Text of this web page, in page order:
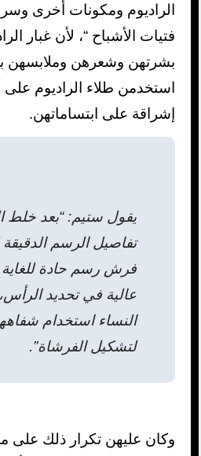
الراديوم ومكونات أخرى
فتيات الأشباح “، لأن غبار
بشرتهن وشعرهن وملابسهن
استخدمن طلاء الراديوم على
إشراقة على ابتساماتهن.
يقول ستيم: “بعد خلط
تفاصيل الرسم الدقيقة
فرش رسم حادة
عالية في تحديد
النساء استخدام
لتشكيل الفرشاة”.
وكان عليهن تكرار ذلك على